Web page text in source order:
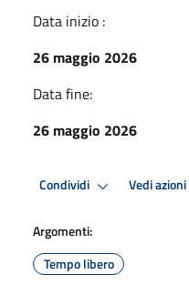
Data inizio :
26 maggio 2026
Data fine:
26 maggio 2026
Condividi Vedi azioni
Argomenti:
Tempo libero